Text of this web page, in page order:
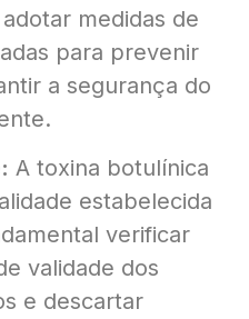
medidas de
para prevenir
a segurança do
A toxina botulínica
estabelecida
verificar
validade dos
e descartar